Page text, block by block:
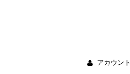
アカウント